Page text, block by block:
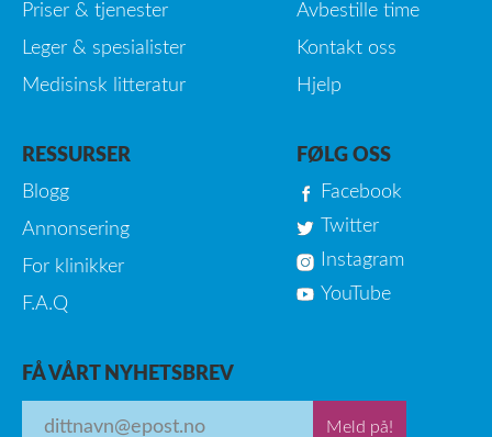
Priser & tjenester
Leger & spesialister
Medisinsk litteratur
Avbestille time
Kontakt oss
Hjelp
RESSURSER
Blogg
Annonsering
For klinikker
F.A.Q
FØLG OSS
Facebook
Twitter
Instagram
YouTube
FÅ VÅRT NYHETSBREV
Meld på!